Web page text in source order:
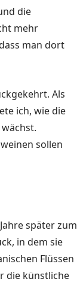
die
mehr
man dort
Als
ich, wie die
sollen
später zum
in dem sie
Flüssen
die künstliche